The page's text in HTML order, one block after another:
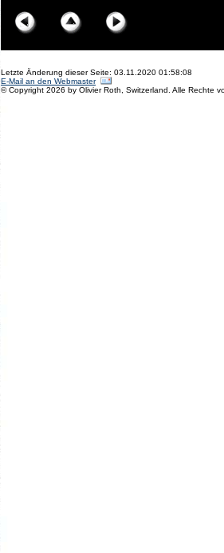
Letzte Änderung dieser Seite: 03.11.2020 01:58:08
E-Mail an den Webmaster
© Copyright 2026 by Olivier Roth, Switzerland. Alle Rechte